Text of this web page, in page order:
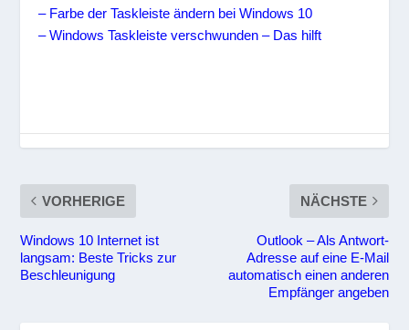
– Farbe der Taskleiste ändern bei Windows 10
– Windows Taskleiste verschwunden – Das hilft
VORHERIGE
Windows 10 Internet ist
langsam: Beste Tricks zur
Beschleunigung
NÄCHSTE
Outlook – Als Antwort-
Adresse auf eine E-Mail
automatisch einen anderen
Empfänger angeben